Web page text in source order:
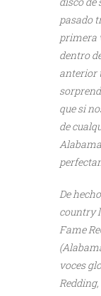
pasado
primera
dentro
anterior
que si
de
De
country
Fame
voces